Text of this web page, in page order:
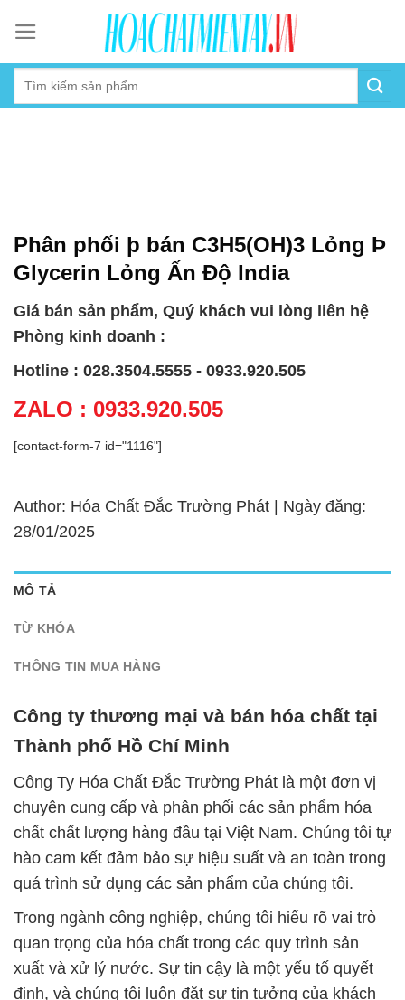
content
Phân phối þ bán C3H5(OH)3 Lỏng Þ
Glycerin Lỏng Ấn Độ India
Giá bán sản phẩm, Quý khách vui lòng liên hệ
Phòng kinh doanh :
Hotline : 028.3504.5555 - 0933.920.505
ZALO : 0933.920.505
[contact-form-7 id="1116"]
Author: Hóa Chất Đắc Trường Phát | Ngày đăng:
28/01/2025
MÔ TẢ
TỪ KHÓA
THÔNG TIN MUA HÀNG
Công ty thương mại và bán hóa chất tại
Thành phố Hồ Chí Minh
Công Ty Hóa Chất Đắc Trường Phát là một đơn vị
chuyên cung cấp và phân phối các sản phẩm hóa
chất chất lượng hàng đầu tại Việt Nam. Chúng tôi tự
hào cam kết đảm bảo sự hiệu suất và an toàn trong
quá trình sử dụng các sản phẩm của chúng tôi.
Trong ngành công nghiệp, chúng tôi hiểu rõ vai trò
quan trọng của hóa chất trong các quy trình sản
xuất và xử lý nước. Sự tin cậy là một yếu tố quyết
định, và chúng tôi luôn đặt sự tin tưởng của khách